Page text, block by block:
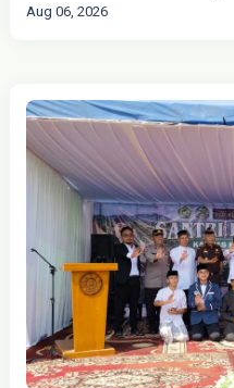
Aug 06, 2026